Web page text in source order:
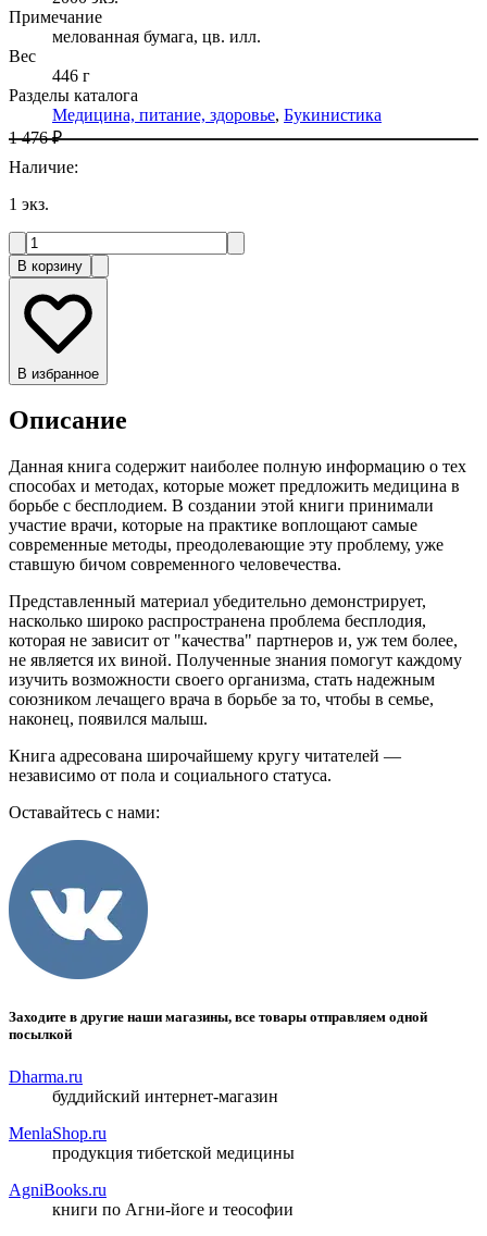
Примечание
мелованная бумага, цв. илл.
Вес
446 г
Разделы каталога
Медицина, питание, здоровье, Букинистика
1 476 ₽
Наличие:
1 экз.
В корзину
В избранное
Описание
Данная книга содержит наиболее полную информацию о тех
способах и методах, которые может предложить медицина в
борьбе с бесплодием. В создании этой книги принимали
участие врачи, которые на практике воплощают самые
современные методы, преодолевающие эту проблему, уже
ставшую бичом современного человечества.
Представленный материал убедительно демонстрирует,
насколько широко распространена проблема бесплодия,
которая не зависит от "качества" партнеров и, уж тем более,
не является их виной. Полученные знания помогут каждому
изучить возможности своего организма, стать надежным
союзником лечащего врача в борьбе за то, чтобы в семье,
наконец, появился малыш.
Книга адресована широчайшему кругу читателей —
независимо от пола и социального статуса.
Оставайтесь с нами:
Заходите в другие наши магазины, все товары отправляем одной
посылкой
Dharma.ru
буддийский интернет-магазин
MenlaShop.ru
продукция тибетской медицины
AgniBooks.ru
книги по Агни-йоге и теософии